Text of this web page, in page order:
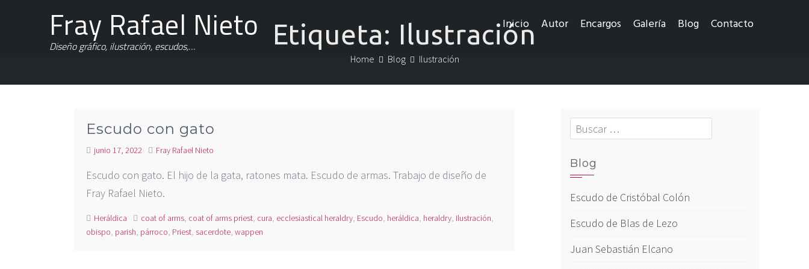
Fray Rafael Nieto
Diseño gráfico, ilustración, escudos,…
Inicio Autor Encargos Galería Blog Contacto
Etiqueta: Ilustración
Home Blog Ilustración
Escudo con gato
junio 17, 2022 Fray Rafael Nieto
Escudo con gato. El hijo de la gata, ratones mata. Escudo de armas. Trabajo de diseño de
Fray Rafael Nieto.
Heráldica coat of arms, coat of arms priest, cura, ecclesiastical heraldry, Escudo, heráldica, heraldry, Ilustración,
obispo, parish, párroco, Priest, sacerdote, wappen
Buscar:
Blog
Escudo de Cristóbal Colón
Escudo de Blas de Lezo
Juan Sebastián Elcano